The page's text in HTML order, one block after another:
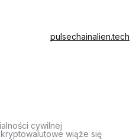
pulsechainalien.tech
cywilnej
wiąże się